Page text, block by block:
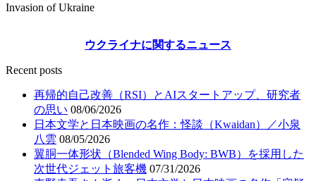
Invasion of Ukraine
ウクライナに関するニュース
Recent posts
再帰的自己改善（RSI）とAIスタートアップ、研究者
の思い 08/06/2026
日本文学と日本映画の名作：怪談（Kwaidan）／小泉
八雲 08/05/2026
翼胴一体形状（Blended Wing Body: BWB）を採用した
次世代ジェット旅客機 07/31/2026